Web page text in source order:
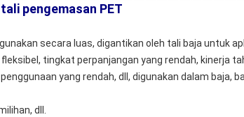
pengemasan PET
secara luas, digantikan oleh tali baja untuk
tingkat perpanjangan yang rendah, kinerja
yang rendah, dll, digunakan dalam baja,
dll.